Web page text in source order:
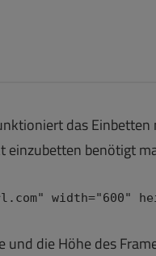
das
benötigt
width="600"
und die Höhe des